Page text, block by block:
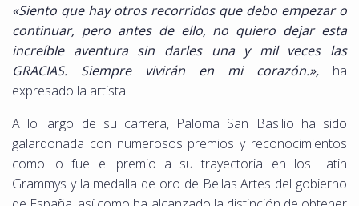
«Siento que hay otros recorridos que debo empezar o
continuar, pero antes de ello, no quiero dejar esta
increíble aventura sin darles una y mil veces las
GRACIAS. Siempre vivirán en mi corazón.», ha
expresado la artista.
A lo largo de su carrera, Paloma San Basilio ha sido
galardonada con numerosos premios y reconocimientos
como lo fue el premio a su trayectoria en los Latin
Grammys y la medalla de oro de Bellas Artes del gobierno